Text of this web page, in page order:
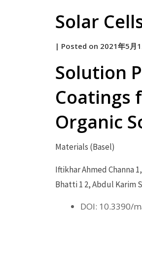
Solar
by
| Posted on 2021年5月
Solution
Coatings
Organic
Materials (Basel)
Iftikhar Ahmed Channa
Bhatti 1 2, Abdul Karim
DOI: 10.3390/